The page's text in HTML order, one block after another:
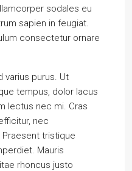
sodales eu
sapien in feugiat.
consectetur ornare
varius purus. Ut
tempus, dolor lacus
lectus nec mi. Cras
nec
tristique
Mauris
rhoncus justo